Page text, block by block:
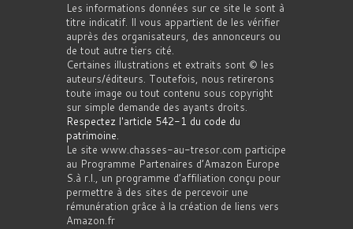
Les informations données sur ce site le sont à
titre indicatif. Il vous appartient de les vérifier
auprès des organisateurs, des annonceurs ou
de tout autre tiers cité.
Certaines illustrations et extraits sont © les
auteurs/éditeurs. Toutefois, nous retirerons
toute image ou tout contenu sous copyright
sur simple demande des ayants droits.
Respectez l'article 542-1 du code du
patrimoine.
Le site www.chasses-au-tresor.com participe
au Programme Partenaires d’Amazon Europe
S.à r.l., un programme d’affiliation conçu pour
permettre à des sites de percevoir une
rémunération grâce à la création de liens vers
Amazon.fr